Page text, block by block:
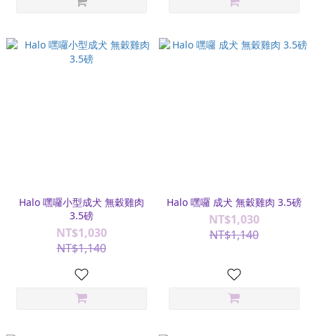
Halo 嘿囉小型成犬 無穀雞肉
3.5磅
NT$1,030
NT$1,140
Halo 嘿囉 成犬 無穀雞肉 3.5磅
NT$1,030
NT$1,140